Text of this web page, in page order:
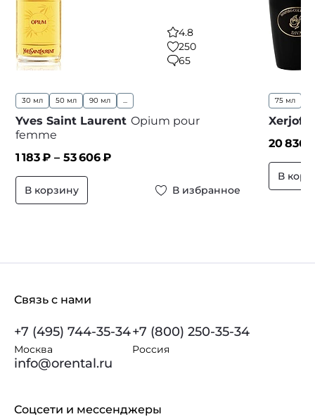
4.8
250
65
30 мл 50 мл 90 мл
Yves Saint Laurent Opium pour
femme
1 183₽ – 53 606₽
В корзину В избранное
75 мл
Xerjoff
20 836
В
Связь с нами
+7 (495) 744-35-34
Москва
+7 (800) 250-35-34
Россия
info@orental.ru
Соцсети и мессенджеры